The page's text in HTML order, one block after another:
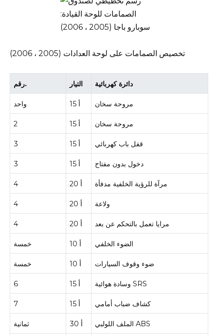
تخصيص الصمامات على لوحة العدادات (2005 ، 2006)
رقم. التيار دائرة كهربائية
واحد 15 أ مروحة سخان
2 15 أ مروحة سخان
3 15 أ قفل باب كهربائي
3 15 أ دخول بدون مفتاح
4 20 أ مرآة للرؤية الخلفية مدفأة
4 20 أ ولاعة
4 20 أ مرايا تعمل بالتحكم عن بعد
خمسة 10 أ الضوء الخلفي
خمسة 10 أ ضوء وقوف السيارات
6 15 أ وسادة هوائية SRS
7 15 أ كشاف ضباب أمامي
ثمانية 30 أ الملف اللولبي ABS